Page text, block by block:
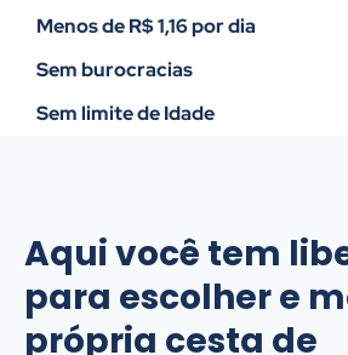
Menos de R$ 1,16 por dia
Sem burocracias
Sem limite de Idade
Aqui você tem
para escolher e
própria cesta de